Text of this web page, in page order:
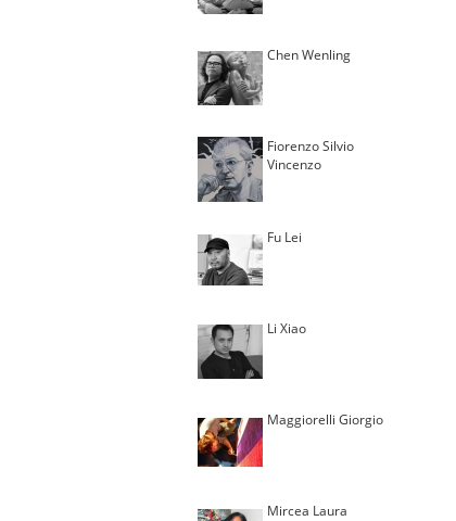
Chen Wenling
Fiorenzo Silvio
Vincenzo
Fu Lei
Li Xiao
Maggiorelli Giorgio
Mircea Laura